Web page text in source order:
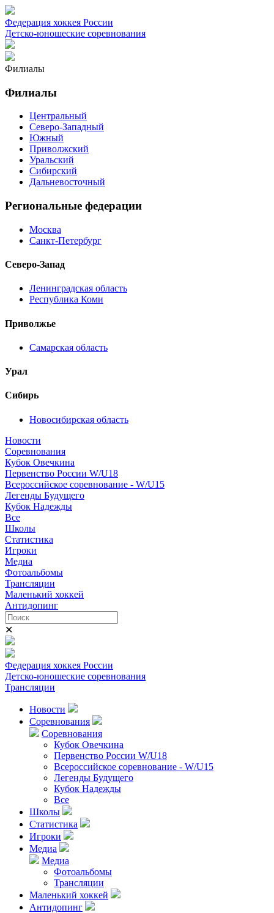
Федерация хоккея России
Детско-юношеские соревнования
Филиалы
Филиалы
Центральный
Северо-Западный
Южный
Приволжский
Уральский
Сибирский
Дальневосточный
Региональные федерации
Москва
Санкт-Петербург
Северо-Запад
Ленинградская область
Республика Коми
Приволжье
Самарская область
Урал
Сибирь
Новосибирская область
Новости
Соревнования
Кубок Овечкина
Первенство России W/U18
Всероссийское соревнование - W/U15
Легенды Будущего
Кубок Надежды
Все
Школы
Статистика
Игроки
Медиа
Фотоальбомы
Трансляции
Маленький хоккей
Антидопинг
✕
Федерация хоккея России
Детско-юношеские соревнования
Трансляции
Новости
Соревнования
Соревнования
Кубок Овечкина
Первенство России W/U18
Всероссийское соревнование - W/U15
Легенды Будущего
Кубок Надежды
Все
Школы
Статистика
Игроки
Медиа
Медиа
Фотоальбомы
Трансляции
Маленький хоккей
Антидопинг